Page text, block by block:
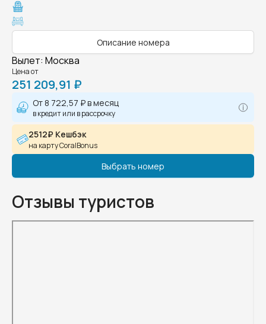
Описание номера
Вылет: Москва
Цена от
251 209,91 ₽
От 8 722,57 ₽в месяц
в кредит или в рассрочку
2512₽ Кешбэк
на карту CoralBonus
Выбрать номер
Отзывы туристов